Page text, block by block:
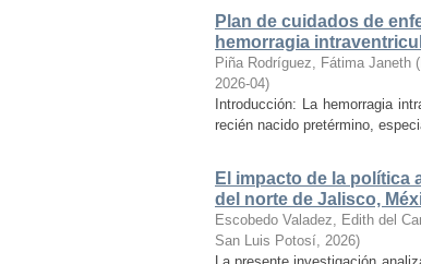
Plan de cuidados de
hemorragia
Piña Rodríguez, Fátima Janeth (
2026-04)
Introducción: La hemorragia
recién nacido pretérmino,
El impacto de la
del norte de Jalisco,
Escobedo Valadez, Edith del
San Luis Potosí, 2026)